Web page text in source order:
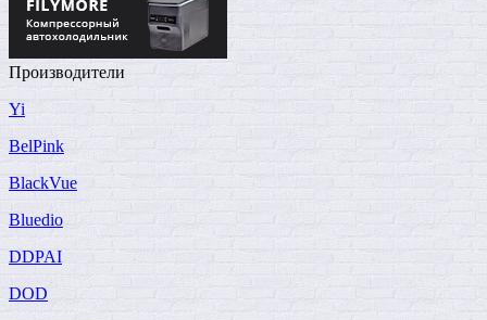
Производители
Yi
BelPink
BlackVue
Bluedio
DDPAI
DOD